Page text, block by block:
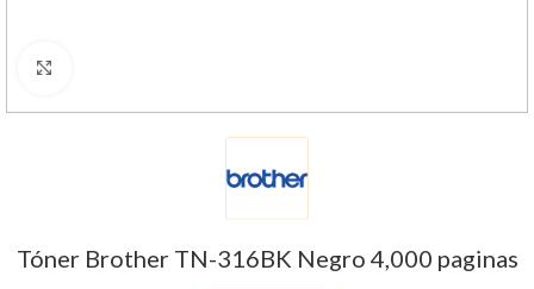
Tóner Brother TN-316BK Negro 4,000 paginas